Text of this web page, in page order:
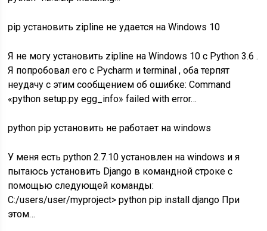
pip установить zipline не удается на Windows 10
Я не могу установить zipline на Windows 10 с Python 3.6 .
Я попробовал его с Pycharm и terminal , оба терпят
неудачу с этим сообщением об ошибке: Command
«python setup.py egg_info» failed with error…
python pip установить не работает на windows
У меня есть python 2.7.10 установлен на windows и я
пытаюсь установить Django в командной строке с
помощью следующей команды:
C:/users/user/myproject> python pip install django При
этом…